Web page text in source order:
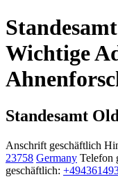
Wichtige
Standesamt
Anschrift geschäftlich
23758 Germany Telefon
geschäftlich: